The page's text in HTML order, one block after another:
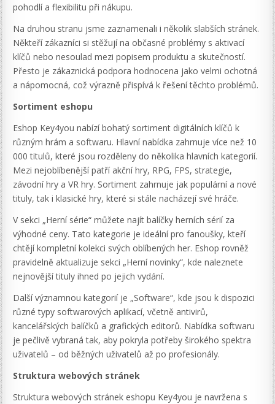
pohodlí a flexibilitu při nákupu.
Na druhou stranu jsme zaznamenali i několik slabších stránek.
Někteří zákazníci si stěžují na občasné problémy s aktivací
klíčů nebo nesoulad mezi popisem produktu a skutečností.
Přesto je zákaznická podpora hodnocena jako velmi ochotná
a nápomocná, což výrazně přispívá k řešení těchto problémů.
Sortiment eshopu
Eshop Key4you nabízí bohatý sortiment digitálních klíčů k
různým hrám a softwaru. Hlavní nabídka zahrnuje více než 10
000 titulů, které jsou rozděleny do několika hlavních kategorií.
Mezi nejoblíbenější patří akční hry, RPG, FPS, strategie,
závodní hry a VR hry. Sortiment zahrnuje jak populární a nové
tituly, tak i klasické hry, které si stále nacházejí své hráče.
V sekci „Herní série“ můžete najít balíčky herních sérií za
výhodné ceny. Tato kategorie je ideální pro fanoušky, kteří
chtějí kompletní kolekci svých oblíbených her. Eshop rovněž
pravidelně aktualizuje sekci „Herní novinky“, kde naleznete
nejnovější tituly ihned po jejich vydání.
Další významnou kategorií je „Software“, kde jsou k dispozici
různé typy softwarových aplikací, včetně antivirů,
kancelářských balíčků a grafických editorů. Nabídka softwaru
je pečlivě vybraná tak, aby pokryla potřeby širokého spektra
uživatelů – od běžných uživatelů až po profesionály.
Struktura webových stránek
Struktura webových stránek eshopu Key4you je navržena s